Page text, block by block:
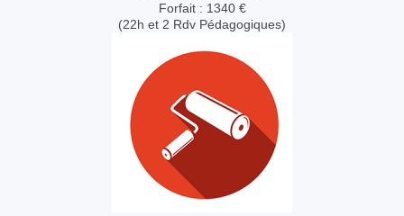
Forfait : 1340 €
(22h et 2 Rdv Pédagogiques)